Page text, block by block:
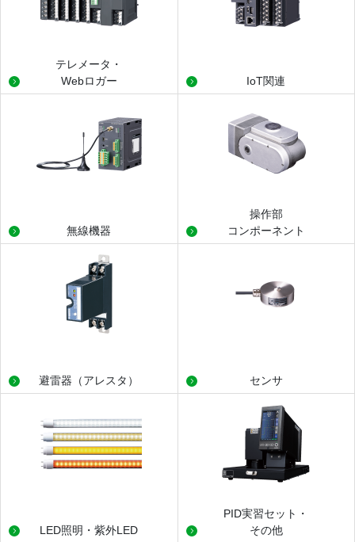
テレメータ・
Webロガー
IoT関連
無線機器
操作部
コンポーネント
避雷器（アレスタ） センサ
LED照明・紫外LED
PID実習セット・
その他